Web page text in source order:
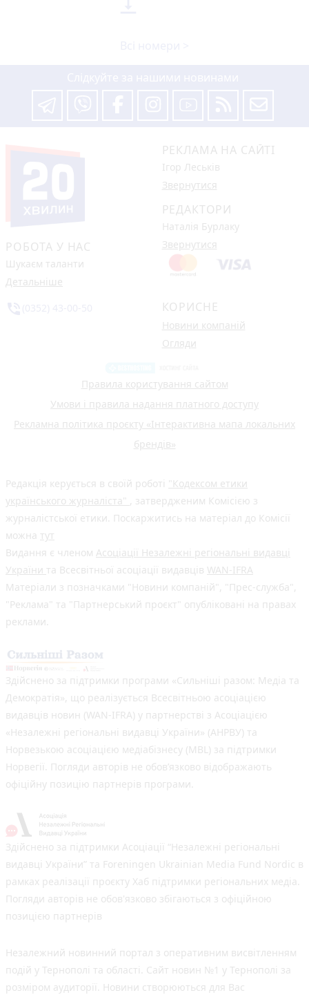
РОБОТА У НАС
Шукаєм таланти
Детальніше
РЕКЛАМА НА САЙТІ
Ігор Леськів
Звернутися
РЕДАКТОРИ
Наталія Бурлаку
Звернутися
КОРИСНЕ
Новини компаній
Огляди
Правила користування сайтом
Умови і правила надання платного доступу
Рекламна політика проєкту «Інтерактивна мапа локальних
брендів»
Редакція керується в своїй роботі "Кодексом етики
українського журналіста" , затвердженим Комісією з
журналістської етики. Поскаржитись на матеріал до Комісії
можна тут
Видання є членом Асоціації Незалежні регіональні видавці
України та Всесвітньої асоціації видавців WAN-IFRA
Матеріали з позначками "Новини компаній", "Прес-служба",
"Реклама" та "Партнерський проєкт" опубліковані на правах
реклами.
Здійснено за підтримки програми «Сильніші разом: Медіа та
Демократія», що реалізується Всесвітньою асоціацією
видавців новин (WAN-IFRA) у партнерстві з Асоціацією
«Незалежні регіональні видавці України» (АНРВУ) та
Норвезькою асоціацією медіабізнесу (MBL) за підтримки
Норвегії. Погляди авторів не обов’язково відображають
офіційну позицію партнерів програми.
Здійснено за підтримки Асоціації “Незалежні регіональні
видавці України” та Foreningen Ukrainian Media Fund Nordic в
рамках реалізації проєкту Хаб підтримки регіональних медіа.
Погляди авторів не обов'язково збігаються з офіційною
позицією партнерів
Незалежний новинний портал з оперативним висвітленням
подій у Тернополі та області. Сайт новин №1 у Тернополі за
розміром аудиторії. Новини створюються для Вас